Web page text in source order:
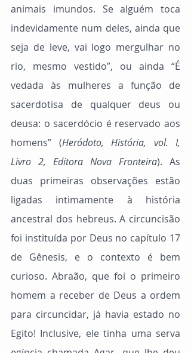
animais imundos. Se alguém toca
indevidamente num deles, ainda que
seja de leve, vai logo mergulhar no
rio, mesmo vestido”, ou ainda “É
vedada às mulheres a função de
sacerdotisa de qualquer deus ou
deusa: o sacerdócio é reservado aos
homens” (Heródoto, História, vol. I,
Livro 2, Editora Nova Fronteira). As
duas primeiras observações estão
ligadas intimamente à história
ancestral dos hebreus. A circuncisão
foi instituída por Deus no capítulo 17
de Gênesis, e o contexto é bem
curioso. Abraão, que foi o primeiro
homem a receber de Deus a ordem
para circuncidar, já havia estado no
Egito! Inclusive, ele tinha uma serva